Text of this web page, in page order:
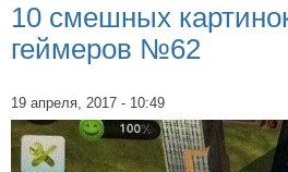
10 смешных
геймеров №62
19 апреля, 2017 - 10:49